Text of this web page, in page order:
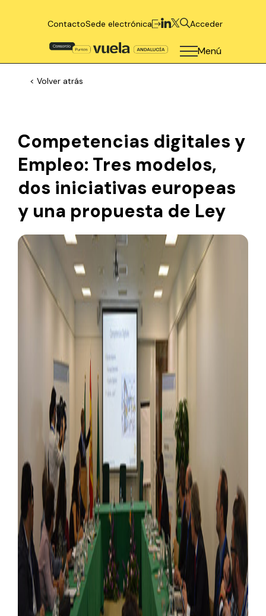
ContactoSede electrónica Acceder
Menú
< Volver atrás
Competencias digitales y
Empleo: Tres modelos,
dos iniciativas europeas
y una propuesta de Ley